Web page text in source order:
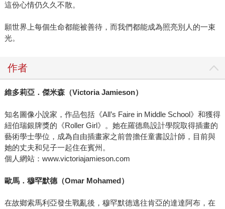
這份心情仍久久不散。
願世界上每個生命都能被善待，而我們都能成為照亮別人的一束
光。
作者
維多莉亞．傑米森（Victoria Jamieson）
知名圖像小說家，作品包括《All’s Faire in Middle School》和獲得
紐伯瑞銀牌獎的《Roller Girl》。她在羅德島設計學院取得插畫的
藝術學士學位，成為自由插畫家之前曾擔任童書設計師，目前與
她的丈夫和兒子一起住在賓州。
個人網站：www.victoriajamieson.com
歐馬．穆罕默德（Omar Mohamed）
在故鄉索馬利亞發生戰亂後，穆罕默德逃往肯亞的達達阿布，在